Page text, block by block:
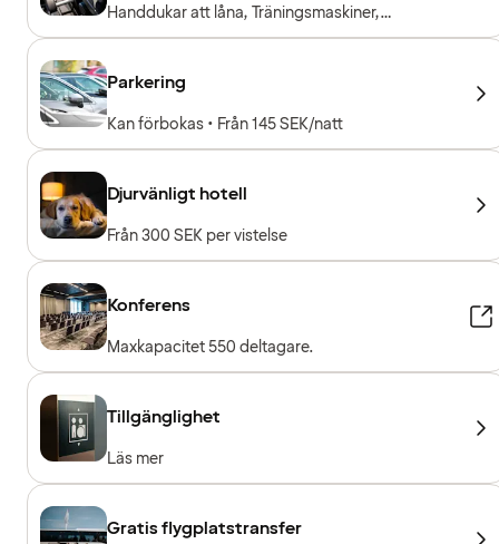
Handdukar att låna, Träningsmaskiner,
Konditionsmaskiner, Fria vikter, Entré ingår för
Parkering
Kan förbokas • Från 145 SEK/natt
Djurvänligt hotell
Från 300 SEK per vistelse
Konferens
Maxkapacitet 550 deltagare.
Tillgänglighet
Läs mer
Gratis flygplatstransfer